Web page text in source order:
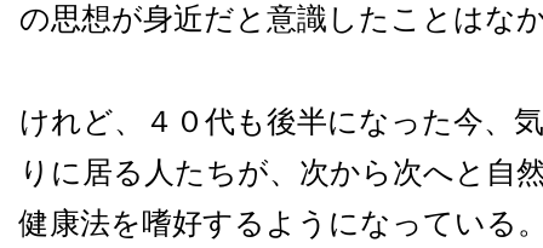
の思想が身近だと意識したことはな
けれど、４０代も後半になった今、
りに居る人たちが、次から次へと自
健康法を嗜好するようになっている